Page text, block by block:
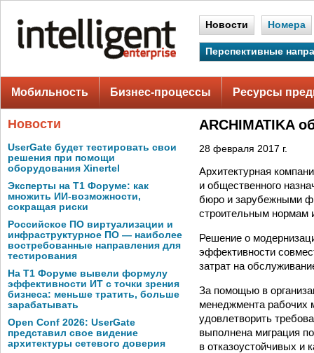
Новости Номера
Перспективные
Мобильность Бизнес-процессы Ресурсы
Новости
UserGate будет тестировать свои
решения при помощи
оборудования Xinertel
Эксперты на Т1 Форуме: как
множить ИИ-возможности,
сокращая риски
Российское ПО виртуализации и
инфраструктурное ПО — наиболее
востребованные направления для
тестирования
На Т1 Форуме вывели формулу
эффективности ИТ с точки зрения
бизнеса: меньше тратить, больше
зарабатывать
Open Conf 2026: UserGate
представил свое видение
архитектуры сетевого доверия
ARCHIMATIKA
28 февраля 2017 г.
Архитектурная
и общественного
бюро и зарубежными
строительным нормам
Решение о
эффективности
затрат на
За помощью в
менеджмента рабочих
удовлетворить
выполнена миграция
в отказоустойчивых и